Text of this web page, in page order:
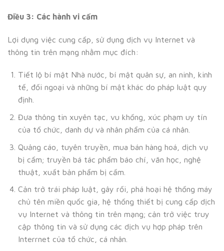
Điều 3: Các hành vi cấm
Lợi dụng việc cung cấp, sử dụng dịch vụ Internet và
thông tin trên mạng nhằm mục đích:
Tiết lộ bí mật Nhà nước, bí mật quân sự, an ninh, kinh
tế, đối ngoại và những bí mật khác do pháp luật quy
định.
Đưa thông tin xuyên tạc, vu khống, xúc phạm uy tín
của tổ chức, danh dự và nhân phẩm của cá nhân.
Quảng cáo, tuyên truyền, mua bán hàng hoá, dịch vụ
bị cấm; truyền bá tác phẩm báo chí, văn học, nghệ
thuật, xuất bản phẩm bị cấm.
Cản trở trái pháp luật, gây rối, phá hoại hệ thống máy
chủ tên miền quốc gia, hệ thống thiết bị cung cấp dịch
vụ Internet và thông tin trên mạng; cản trở việc truy
cập thông tin và sử dụng các dịch vụ hợp pháp trên
Interrnet của tổ chức, cá nhân.